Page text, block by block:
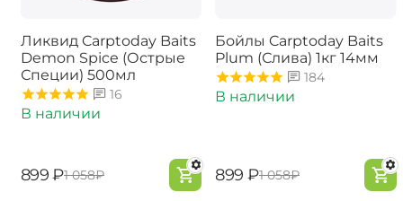
Ликвид Carptoday Baits
Demon Spice (Острые
Специи) 500мл
16
В наличии
‍899‍ ₽‍1 058‍₽
Бойлы Carptoday Baits
Plum (Слива) 1кг 14мм
184
В наличии
‍899‍ ₽‍1 058‍₽